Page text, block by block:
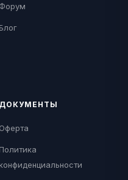
Форум
Блог
ДОКУМЕНТЫ
Оферта
Политика
конфиденциальности